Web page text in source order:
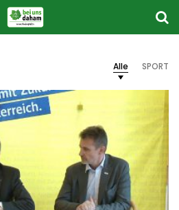
Alle SPORT